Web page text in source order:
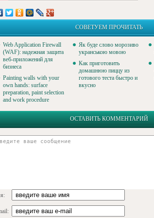
СОВЕТУЕМ ПРОЧИТАТЬ
Web Application Firewall
(WAF): надежная защита
веб-приложений для
бизнеса
Painting walls with your
own hands: surface
preparation, paint selection
and work procedure
Як буде слово морозиво
укранською мовою
Как приготовить
домашнюю пиццу из
готового теста быстро и
вкусно
ОСТАВИТЬ КОММЕНТАРИЙ